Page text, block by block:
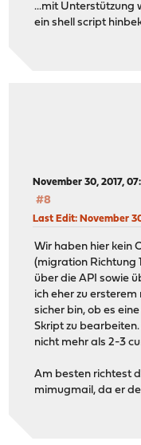
...mit Unterstützung
ein shell script
November 30, 2017,
#8
Last Edit: November
Wir haben hier kein
(migration Richtung
über die API sowie
ich eher zu
sicher bin, ob es
Skript zu
nicht mehr als 2-3
Am besten richtest
mimugmail, da er